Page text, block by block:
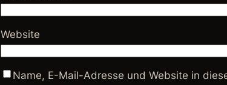
Website
Name, E-Mail-Adresse und Website in